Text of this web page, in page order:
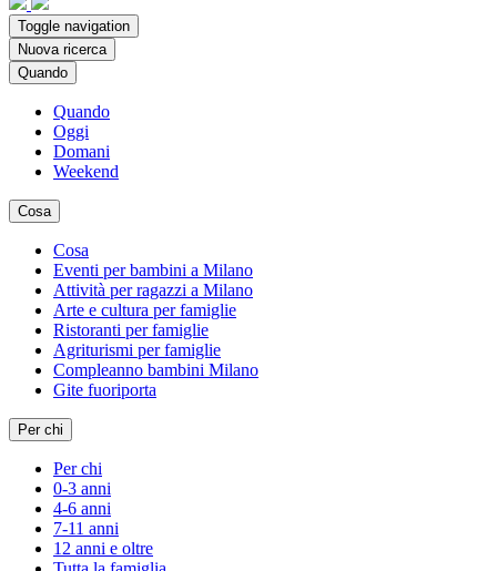
Toggle navigation
Nuova ricerca
Quando
Quando
Oggi
Domani
Weekend
Cosa
Cosa
Eventi per bambini a Milano
Attività per ragazzi a Milano
Arte e cultura per famiglie
Ristoranti per famiglie
Agriturismi per famiglie
Compleanno bambini Milano
Gite fuoriporta
Per chi
Per chi
0-3 anni
4-6 anni
7-11 anni
12 anni e oltre